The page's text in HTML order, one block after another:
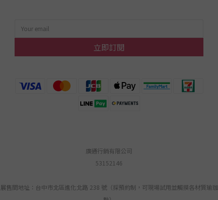
立即訂閱
廣通行銷有限公司
53152146
展售間地址：台中市北區進化北路 238 號（採預約制，可現場試用並觸摸各材質瑜珈